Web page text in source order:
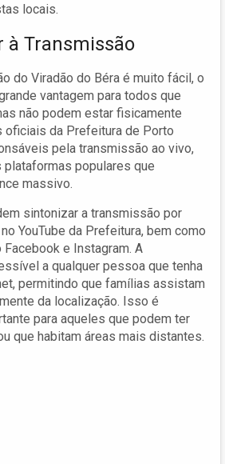
locais.
à Transmissão
do Viradão do Béra é muito fácil, o
vantagem para todos que
não podem estar fisicamente
oficiais da Prefeitura de Porto
pela transmissão ao vivo,
populares que
massivo.
sintonizar a transmissão por
YouTube da Prefeitura, bem como
e Instagram. A
a qualquer pessoa que tenha
permitindo que famílias assistam
da localização. Isso é
para aqueles que podem ter
que habitam áreas mais distantes.